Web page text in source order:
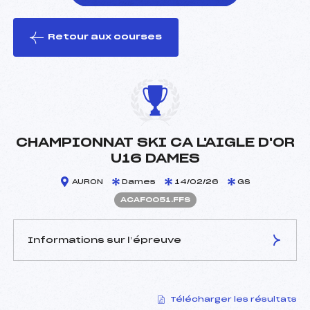
le ski
Retour aux courses
CHAMPIONNAT SKI CA L'AIGLE D'OR
U16 DAMES
AURON Dames 14/02/26 GS
ACAF0051.FFS
Informations sur l’épreuve
ORECCHIA CYRIELLE
Télécharger les résultats